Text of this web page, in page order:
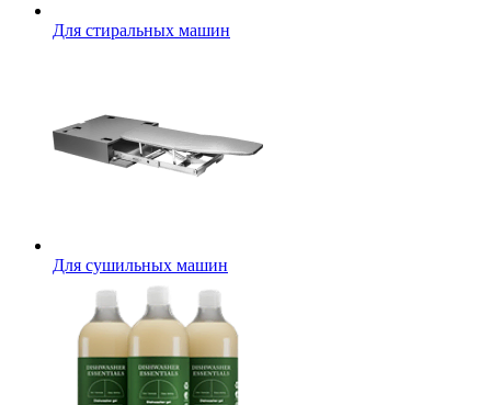
Для стиральных машин
Для сушильных машин